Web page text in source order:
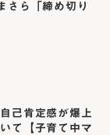
さら「締め切り
己肯定感が爆上
て【子育て中マ